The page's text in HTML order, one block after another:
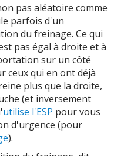
pas aléatoire comme
parfois d'un
du freinage. Ce qui
pas égal à droite et à
sur un côté
ceux qui en ont déjà
plus que la droite,
(et inversement
utilise l'ESP pour vous
d'urgence (pour
).